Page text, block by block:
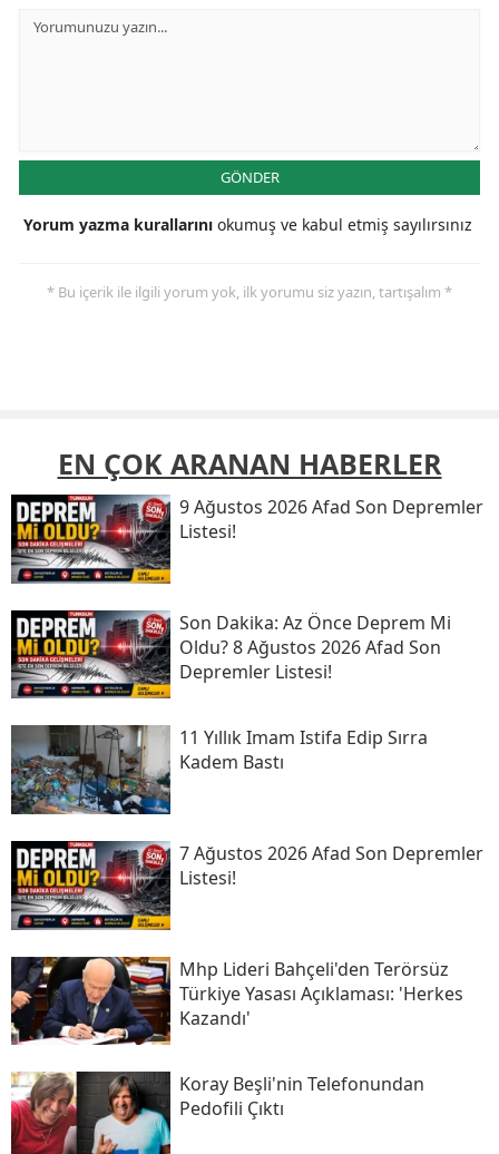
GÖNDER
Yorum yazma kurallarını okumuş ve kabul etmiş sayılırsınız
* Bu içerik ile ilgili yorum yok, ilk yorumu siz yazın, tartışalım *
EN ÇOK ARANAN HABERLER
9 Ağustos 2026 Afad Son Depremler
Listesi!
Son Daki̇ka: Az Önce Deprem Mi
Oldu? 8 Ağustos 2026 Afad Son
Depremler Listesi!
11 Yıllık Imam Istifa Edip Sırra
Kadem Bastı
7 Ağustos 2026 Afad Son Depremler
Listesi!
Mhp Lideri Bahçeli'den Terörsüz
Türkiye Yasası Açıklaması: 'herkes
Kazandı'
Koray Beşli'nin Telefonundan
Pedofili Çıktı